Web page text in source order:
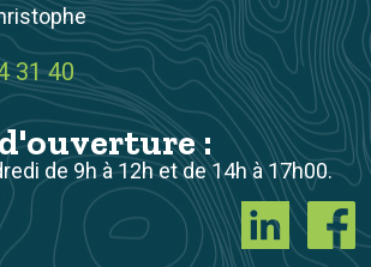
31 40
:
de 9h à 12h et de 14h à 17h00.